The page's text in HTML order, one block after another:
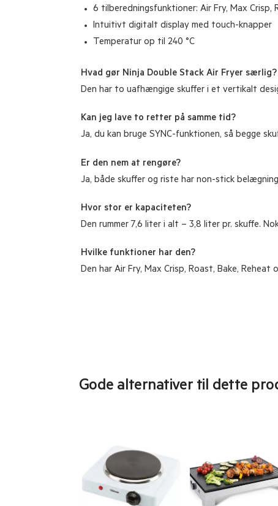
6 tilberedningsfunktioner: Air Fry, Max Crisp,
Intuitivt digitalt display med touch-knapper
Temperatur op til 240 °C
Hvad gør Ninja Double Stack Air Fryer særlig?
Den har to uafhængige skuffer i et vertikalt
Kan jeg lave to retter på samme tid?
Ja, du kan bruge SYNC-funktionen, så begge
Er den nem at rengøre?
Ja, både skuffer og riste har non-stick
Hvor stor er kapaciteten?
Den rummer 7,6 liter i alt – 3,8 liter pr. skuffe.
Hvilke funktioner har den?
Den har Air Fry, Max Crisp, Roast, Bake, Reheat
Gode alternativer til dette